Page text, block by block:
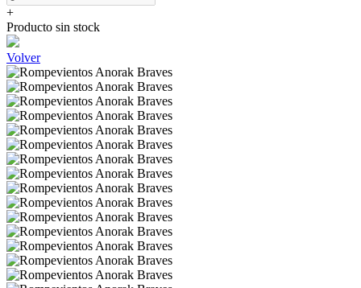
+
Producto sin stock
Volver